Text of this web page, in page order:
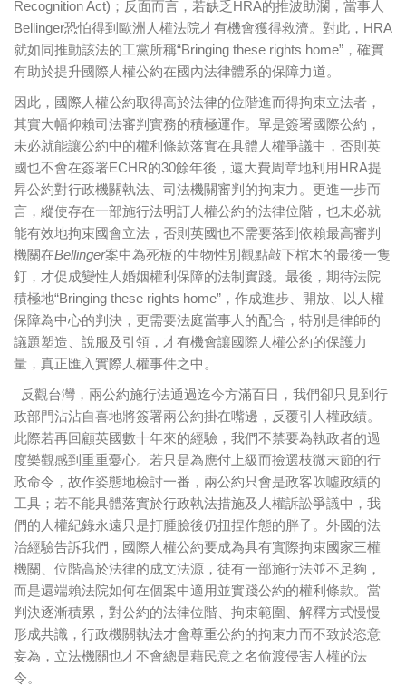
Recognition Act)；反面而言，若缺乏HRA的推波助瀾，當事人
Bellinger恐怕得到歐洲人權法院才有機會獲得救濟。對此，HRA
就如同推動該法的工黨所稱“Bringing these rights home”，確實
有助於提升國際人權公約在國內法律體系的保障力道。
因此，國際人權公約取得高於法律的位階進而得拘束立法者，
其實大幅仰賴司法審判實務的積極運作。單是簽署國際公約，
未必就能讓公約中的權利條款落實在具體人權爭議中，否則英
國也不會在簽署ECHR的30餘年後，還大費周章地利用HRA提
昇公約對行政機關執法、司法機關審判的拘束力。更進一步而
言，縱使存在一部施行法明訂人權公約的法律位階，也未必就
能有效地拘束國會立法，否則英國也不需要落到依賴最高審判
機關在Bellinger案中為死板的生物性別觀點敲下棺木的最後一隻
釘，才促成變性人婚姻權利保障的法制實踐。最後，期待法院
積極地“Bringing these rights home”，作成進步、開放、以人權
保障為中心的判決，更需要法庭當事人的配合，特別是律師的
議題塑造、說服及引領，才有機會讓國際人權公約的保護力
量，真正匯入實際人權事件之中。
反觀台灣，兩公約施行法通過迄今方滿百日，我們卻只見到行
政部門沾沾自喜地將簽署兩公約掛在嘴邊，反覆引人權政績。
此際若再回顧英國數十年來的經驗，我們不禁要為執政者的過
度樂觀感到重重憂心。若只是為應付上級而撿選枝微末節的行
政命令，故作姿態地檢討一番，兩公約只會是政客吹噓政績的
工具；若不能具體落實於行政執法措施及人權訴訟爭議中，我
們的人權紀錄永遠只是打腫臉後仍扭捏作態的胖子。外國的法
治經驗告訴我們，國際人權公約要成為具有實際拘束國家三權
機關、位階高於法律的成文法源，徒有一部施行法並不足夠，
而是還端賴法院如何在個案中適用並實踐公約的權利條款。當
判決逐漸積累，對公約的法律位階、拘束範圍、解釋方式慢慢
形成共識，行政機關執法才會尊重公約的拘束力而不致於恣意
妄為，立法機關也才不會總是藉民意之名偷渡侵害人權的法
令。